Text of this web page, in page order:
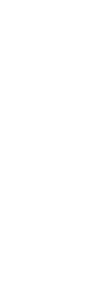
hinzufügen